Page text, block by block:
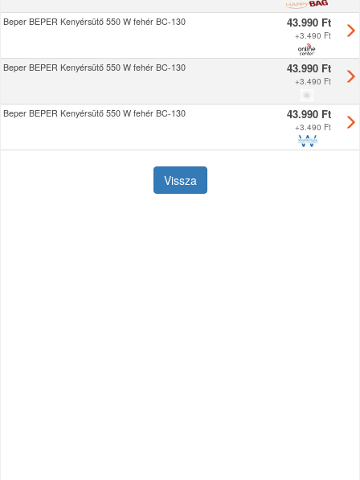
Beper BEPER Kenyérsütő 550 W fehér BC-130 43.990 Ft
+3.490 Ft
Beper BEPER Kenyérsütő 550 W fehér BC-130 43.990 Ft
+3.490 Ft
Beper BEPER Kenyérsütő 550 W fehér BC-130 43.990 Ft
+3.490 Ft
Vissza